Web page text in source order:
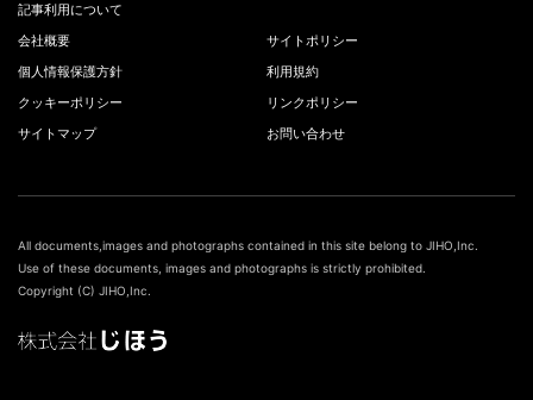
記事利用について
会社概要
サイトポリシー
個人情報保護方針
利用規約
クッキーポリシー
リンクポリシー
サイトマップ
お問い合わせ
All documents,images and photographs contained in this site belong to JIHO,Inc.
Use of these documents, images and photographs is strictly prohibited.
Copyright (C) JIHO,Inc.